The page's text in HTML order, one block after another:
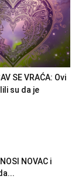
SE VRAĆA: Ovi
su da je
NOVAC i